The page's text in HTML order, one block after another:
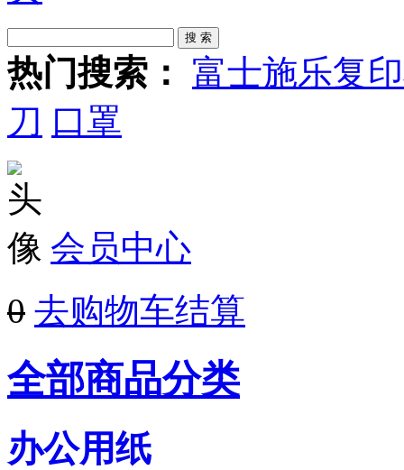
热门搜索：
富士施乐复
刀 口罩
会员中心
0 去购物车结算
全部商品分类
办公用纸